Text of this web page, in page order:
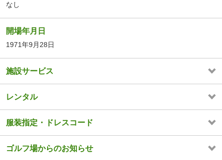
なし
開場年月日
1971年9月28日
施設サービス
レンタル
服装指定・ドレスコード
ゴルフ場からのお知らせ